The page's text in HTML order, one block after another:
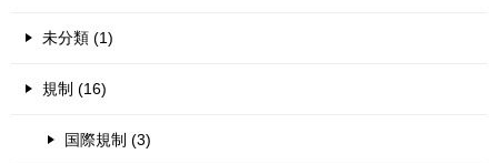
未分類 (1)
規制 (16)
国際規制 (3)